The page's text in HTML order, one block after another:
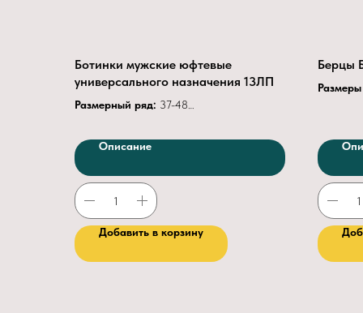
Ботинки мужские юфтевые
универсального назначения 13ЛП
Размерный ряд: 37-48
Мягкий кант и клапан—
винилуретанискожа или хромовый спилок.
Подкладка
В утепленной обуви
искусственный, шерстяной, натуральный.
Подносок— термопластичный,
металлический (200Дж), поликарбонатный
(200Дж).
Описание
Добавить в корзину
Размеры
кожа
Мягкий
Клапан
Высота
Тип
Подносок
Задник